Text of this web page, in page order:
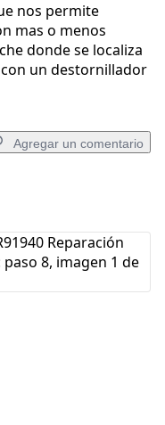
nos permite
mas o menos
donde se localiza
un destornillador
Agregar un comentario